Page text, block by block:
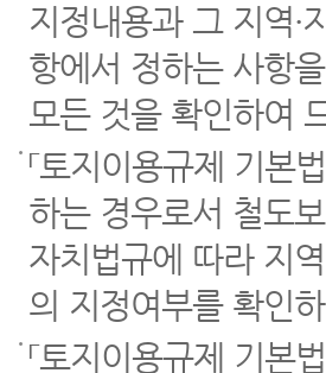
지정내용과 그 지역
항에서 정하는 사항
모든 것을 확인하여
「토지이용규제 기본
하는 경우로서 철도
자치법규에 따라 지
의 지정여부를 확인
「토지이용규제 기본